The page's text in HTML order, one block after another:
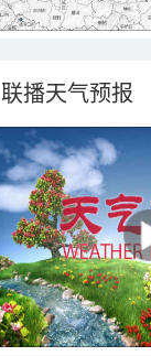
联播天气预报